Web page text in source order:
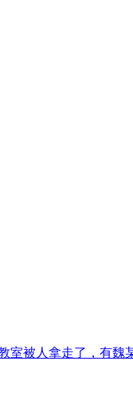
被人拿走了，有